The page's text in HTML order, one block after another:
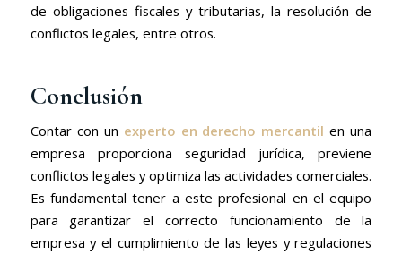
de obligaciones fiscales y tributarias, la resolución de
conflictos legales, entre otros.
Conclusión
Contar con un experto en derecho mercantil en una
empresa proporciona seguridad jurídica, previene
conflictos legales y optimiza las actividades comerciales.
Es fundamental tener a este profesional en el equipo
para garantizar el correcto funcionamiento de la
empresa y el cumplimiento de las leyes y regulaciones